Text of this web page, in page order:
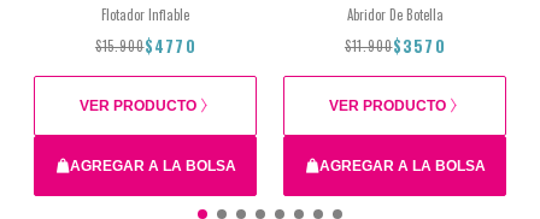
Flotador Inflable
$15.900$4770
AGREGAR A LA BOLSA
VER PRODUCTO
Abridor De Botella
$11.900$3570
AGREGAR A LA BOLSA
VER PRODUCTO